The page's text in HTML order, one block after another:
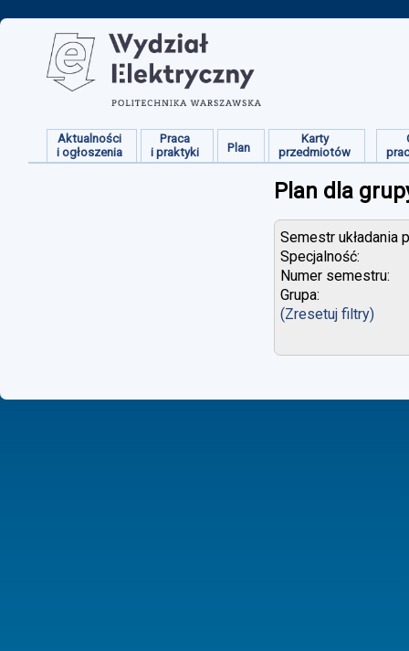
Aktualności
i ogłoszenia
Praca
i praktyki
Plan
Karty
przedmiotów
Plan dla
Semestr układania
Specjalność:
Numer semestru:
Grupa:
(Zresetuj filtry)